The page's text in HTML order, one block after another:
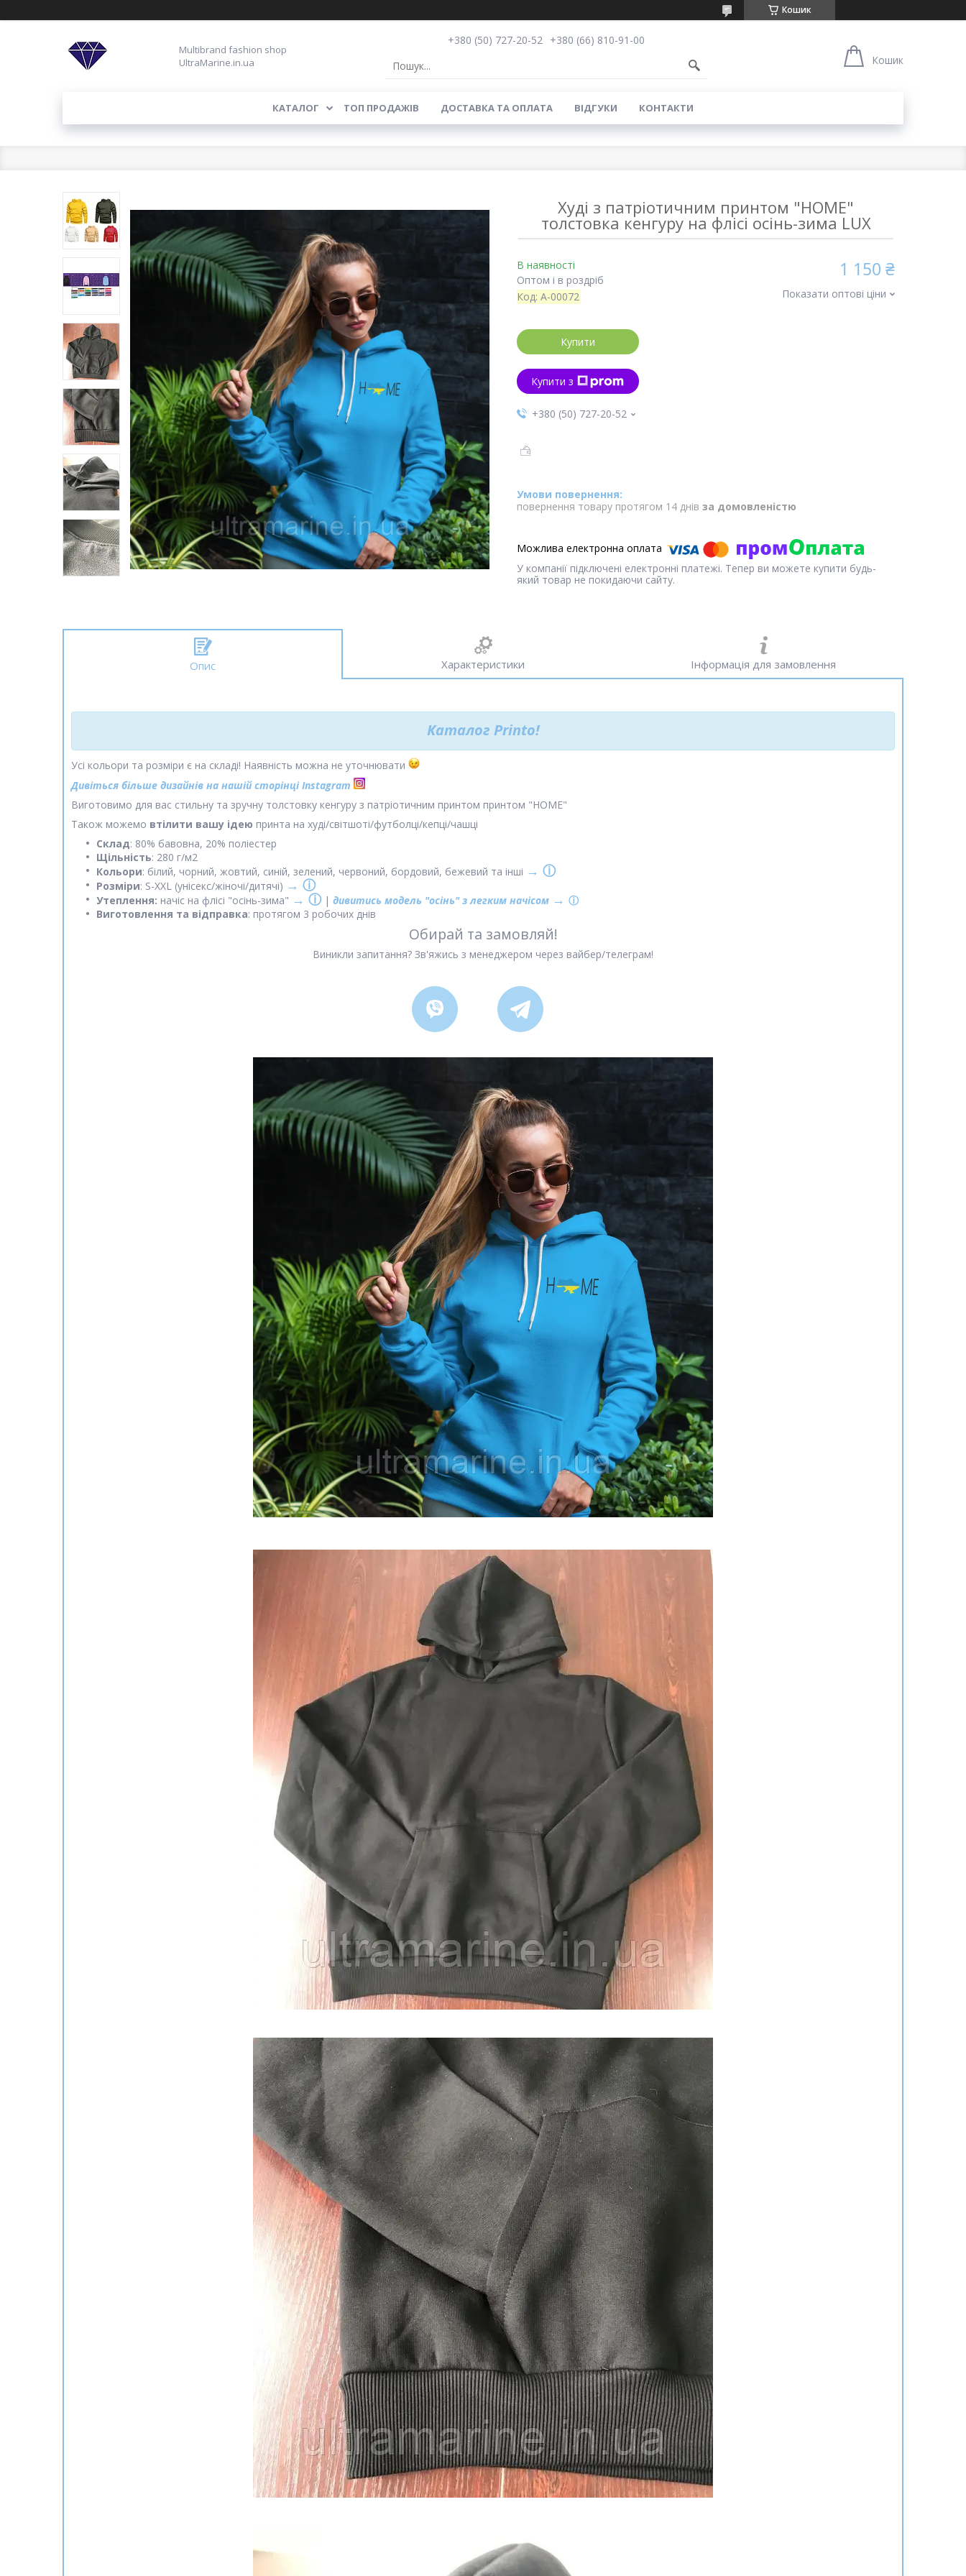
Кошик
Multibrand fashion shop
UltraMarine.in.ua
+380 (50) 727-20-52 +380 (66) 810-91-00
Кошик
КАТАЛОГ ТОП ПРОДАЖІВ ДОСТАВКА ТА ОПЛАТА ВІДГУКИ КОНТАКТИ
Худі з патріотичним принтом "HOME"
толстовка кенгуру на флісі осінь-зима LUX
В наявності
Оптом і в роздріб
Код: А-00072
1 150 ₴
Показати оптові ціни
Купити
Купити з
+380 (50) 727-20-52
повернення товару протягом 14 днів за домовленістю
У компанії підключені електронні платежі. Тепер ви можете купити будь-
який товар не покидаючи сайту.
Опис Характеристики Інформація для замовлення
Каталог Printo!
Усі кольори та розміри є на складі! Наявність можна не уточнювати
Дивіться більше дизайнів на нашій сторінці Instagram
Виготовимо для вас стильну та зручну толстовку кенгуру з патріотичним принтом принтом "HOME"
Також можемо втілити вашу ідею принта на худі/світшоті/футболці/кепці/чашці
Склад: 80% бавовна, 20% поліестер
Щільність: 280 г/м2
Кольори: білий, чорний, жовтий, синій, зелений, червоний, бордовий, бежевий та інші → ⓘ
Розміри: S-XXL (унісекс/жіночі/дитячі) → ⓘ
Утеплення: начіс на флісі "осінь-зима" → ⓘ | дивитись модель "осінь" з легким начісом → ⓘ
Виготовлення та відправка: протягом 3 робочих днів
Обирай та замовляй!
Виникли запитання? Зв'яжись з менеджером через вайбер/телеграм!